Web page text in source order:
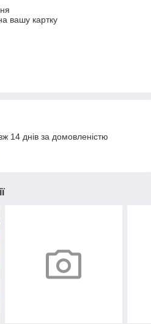
вашу картку
14 днів за домовленістю